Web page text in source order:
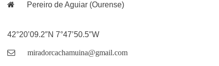
Pereiro de Aguiar (Ourense)
42°20’09.2″N 7°47’50.5″W
miradorcachamuina@gmail.com